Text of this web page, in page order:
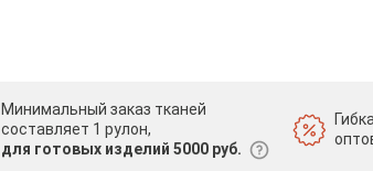
Минимальный заказ тканей
составляет 1 рулон,
для готовых изделий 5000 руб.